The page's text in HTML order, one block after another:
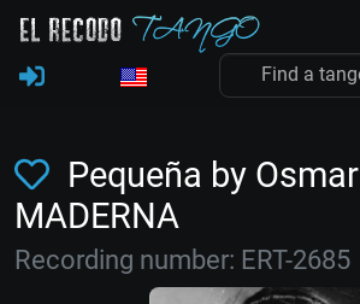
Pequeña by Osmar
MADERNA
Recording number: ERT-2685